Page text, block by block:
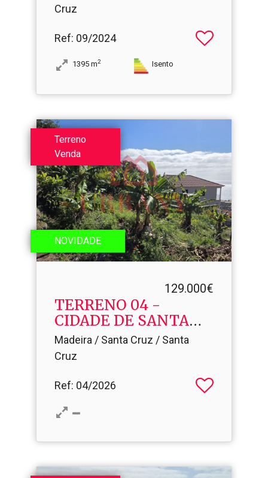
Cruz
Ref: 09/2024
1395 m2 Isento
Terreno
Venda
NOVIDADE
129.000€
TERRENO 04 -
CIDADE DE SANTA
CRUZ
Madeira / Santa Cruz / Santa
Cruz
Ref: 04/2026